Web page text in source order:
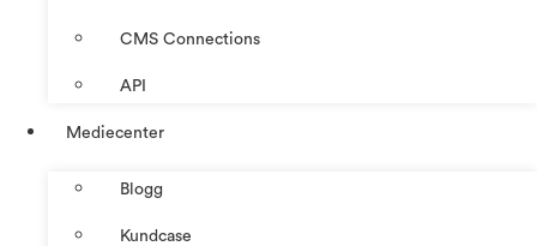
CMS Connections
API
Mediecenter
Blogg
Kundcase